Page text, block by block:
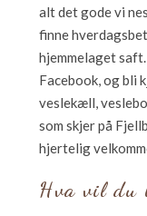
alt det gode vi
finne
hjemmelaget
Facebook, og bli
veslekæll,
som skjer på
hjertelig
Hva vil du